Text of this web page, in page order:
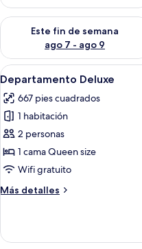
Este fin de semana
ago 7 - ago 9
Consulta la disponibilidad
Abrir
todas
las
fotos
de
Departamento
Deluxe
5
Departamento Deluxe
667 pies cuadrados
1 habitación
2 personas
1 cama Queen size
Wifi gratuito
Más detalles
Más
Deluxe